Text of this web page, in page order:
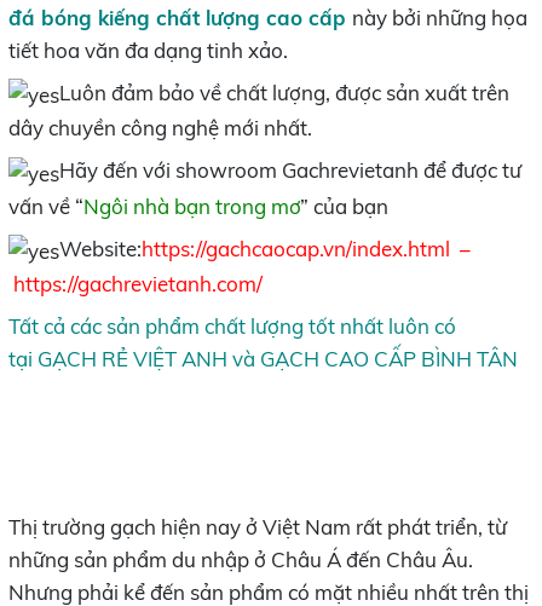
đá bóng kiếng chất lượng cao cấp này bởi những họa
tiết hoa văn đa dạng tinh xảo.
Luôn đảm bảo về chất lượng, được sản xuất trên
dây chuyền công nghệ mới nhất.
Hãy đến với showroom Gachrevietanh để được tư
vấn về “Ngôi nhà bạn trong mơ” của bạn
Website:https://gachcaocap.vn/index.html –
https://gachrevietanh.com/
Tất cả các sản phẩm chất lượng tốt nhất luôn có
tại GẠCH RẺ VIỆT ANH và GẠCH CAO CẤP BÌNH TÂN
Thị trường gạch hiện nay ở Việt Nam rất phát triển, từ
những sản phẩm du nhập ở Châu Á đến Châu Âu.
Nhưng phải kể đến sản phẩm có mặt nhiều nhất trên thị